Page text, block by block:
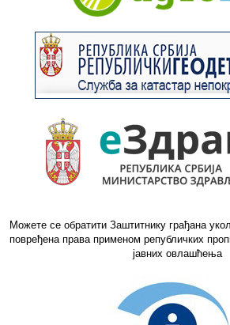
Можете се обратити Заштитнику грађана
повређена права применом републичких
јавних овлашћења